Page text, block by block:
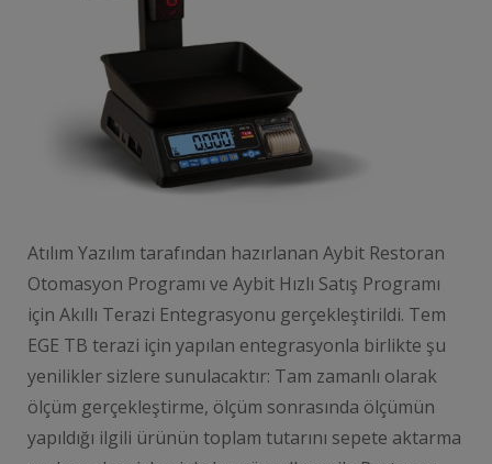
Atılım Yazılım tarafından hazırlanan Aybit Restoran
Otomasyon Programı ve Aybit Hızlı Satış Programı
için Akıllı Terazi Entegrasyonu gerçekleştirildi. Tem
EGE TB terazi için yapılan entegrasyonla birlikte şu
yenilikler sizlere sunulacaktır: Tam zamanlı olarak
ölçüm gerçekleştirme, ölçüm sonrasında ölçümün
yapıldığı ilgili ürünün toplam tutarını sepete aktarma